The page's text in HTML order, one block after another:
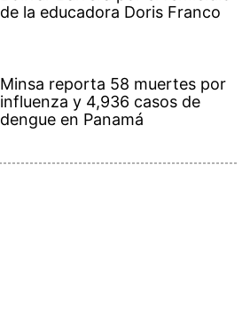
influenza y 4,936 casos de
dengue en Panamá